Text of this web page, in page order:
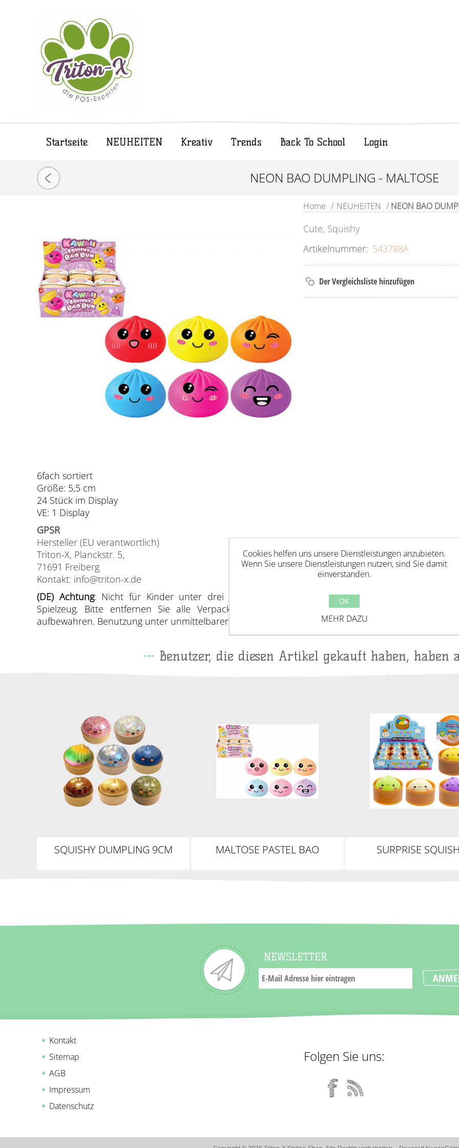
Startseite NEUHEITEN Kreativ Trends Back To School Login
NEON BAO DUMPLING - MALTOSE
Home / NEUHEITEN / NEON BAO
Cute, Squishy
Artikelnummer: 543788A
6fach sortiert
Größe: 5,5 cm
24 Stück im Display
VE: 1 Display
GPSR
Hersteller (EU verantwortlich)
Triton-X, Planckstr. 5,
71691 Freiberg
Kontakt: info@triton-x.de
(DE) Achtung: Nicht für Kinder unter drei Jahren geeignet. Erstickungsgefahr aufgrund
Spielzeug. Bitte entfernen Sie alle Verpackungselemente bevor Kinder mit diesem Produkt
aufbewahren. Benutzung unter unmittelbarer Aufsicht von Erwachsenen. Hergestellt in China.
Benutzer, die diesen Artikel gekauft haben, haben
SQUISHY DUMPLING 9CM
MALTOSE PASTEL BAO
SURPRISE
NEWSLETTER
Kontakt
Sitemap
AGB
Impressum
Datenschutz
Folgen Sie uns:
Cookies helfen uns unsere Dienstleistungen anzubieten.
Wenn Sie unsere Dienstleistungen nutzen, sind Sie damit
einverstanden.
OK
MEHR DAZU